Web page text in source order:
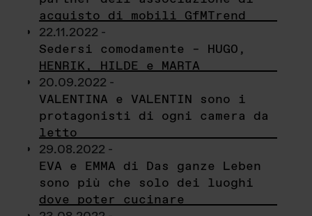
acquisto di mobili GfMTrend
22.11.2022 -
Sedersi comodamente – HUGO,
HENRIK, HILDE e MARTA
20.09.2022 -
VALENTINA e VALENTIN sono i
protagonisti di ogni camera da
letto
29.08.2022 -
EVA e EMMA di Das ganze Leben
sono più che solo dei luoghi
dove poter cucinare